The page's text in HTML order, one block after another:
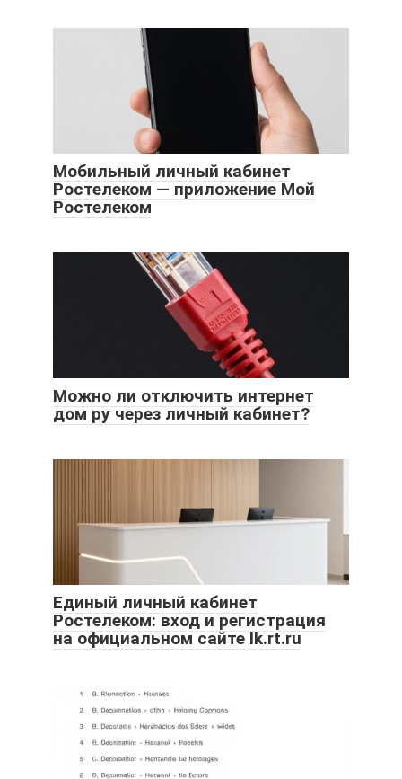
Мобильный личный кабинет
Ростелеком — приложение Мой
Ростелеком
Можно ли отключить интернет
дом ру через личный кабинет?
Единый личный кабинет
Ростелеком: вход и регистрация
на официальном сайте lk.rt.ru